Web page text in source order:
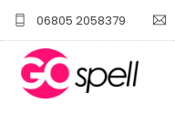
06805 2058379